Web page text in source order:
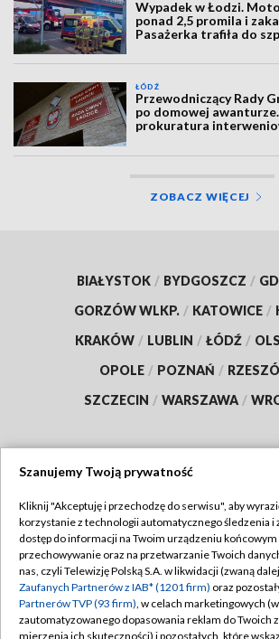
Wypadek w Łodzi.
ponad 2,5 promila i
Pasażerka trafiła do
ŁÓDŹ
Przewodniczący Rady
po domowej
prokuratura
ZOBACZ WIĘCEJ
BIAŁYSTOK / BYDGOSZCZ /
GORZÓW WLKP. / KATOWICE /
KRAKÓW / LUBLIN / ŁÓDŹ /
OPOLE / POZNAŃ /
SZCZECIN / WARSZAWA /
TVP
Abonament TVP
Emisja w TVP
Centrum informacji TVP
Regulamin TVP
Polityka prywatności
Moje zgody
Szanujemy Twoją prywatność
Kliknij "Akceptuję i przechodzę do serwisu", aby
korzystanie z technologii automatycznego śledzenia i
dostęp do informacji na Twoim urządzeniu końcowym
przechowywanie oraz na przetwarzanie Twoich
nas, czyli Telewizję Polską S.A. w likwidacji (zwaną
Zaufanych Partnerów z IAB* (1201 firm) oraz
Partnerów TVP (93 firm), w celach marketingowych
zautomatyzowanego dopasowania reklam do Twoich
mierzenia ich skuteczności) i pozostałych, które